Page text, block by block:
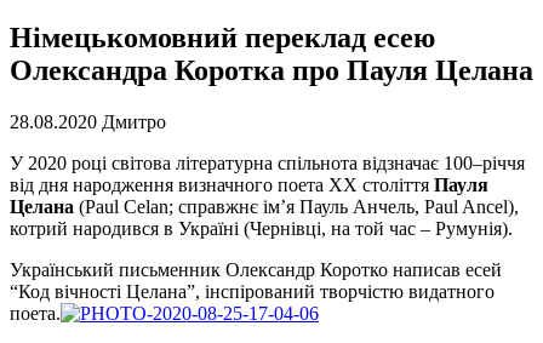
Німецькомовний переклад есею
Олександра Коротка про Пауля Целана
28.08.2020 Дмитро
У 2020 році світова літературна спільнота відзначає 100–річчя
від дня народження визначного поета ХХ століття Пауля
Целана (Paul Celan; справжнє ім’я Пауль Анчель, Paul Ancel),
котрий народився в Україні (Чернівці, на той час – Румунія).
Український письменник Олександр Коротко написав есей
“Код вічності Целана”, інспірований творчістю видатного
поета.